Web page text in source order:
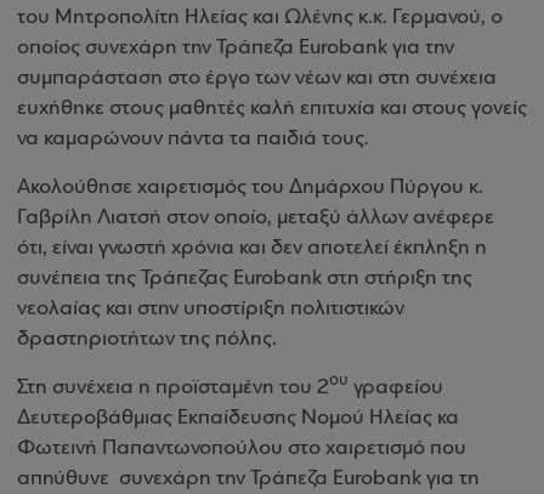
του Μητροπολίτη Ηλείας και Ωλένης κ.κ. Γερμανού, ο
οποίος συνεχάρη την Τράπεζα Eurobank για την
συμπαράσταση στο έργο των νέων και στη συνέχεια
ευχήθηκε στους μαθητές καλή επιτυχία και στους γονείς
να καμαρώνουν πάντα τα παιδιά τους.
Ακολούθησε χαιρετισμός του Δημάρχου Πύργου κ.
Γαβρίλη Λιατσή στον οποίο, μεταξύ άλλων ανέφερε
ότι, είναι γνωστή χρόνια και δεν αποτελεί έκπληξη η
συνέπεια της Τράπεζας Eurobank στη στήριξη της
νεολαίας και στην υποστίριξη πολιτιστικών
δραστηριοτήτων της πόλης.
Στη συνέχεια η προϊσταμένη του 2ου γραφείου
Δευτεροβάθμιας Εκπαίδευσης Νομού Ηλείας κα
Φωτεινή Παπαντωνοπούλου στο χαιρετισμό που
απηύθυνε συνεχάρη την Τράπεζα Eurobank για τη